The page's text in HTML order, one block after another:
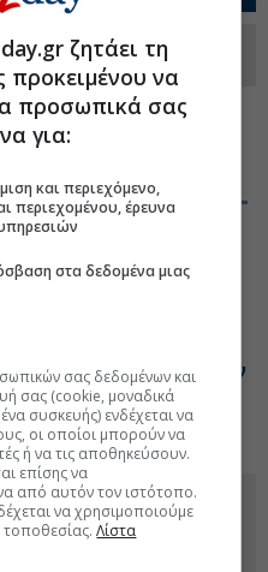
τη σελίδα τουEuro2day.gr
#ΣΔΙΤ
η ωρίμανση της
για Μετρό, Flyover
αναβάθμιση γραμμών
στον ΟΑΣΘ
ζητάει τη
να
προσωπικά σας
για:
και περιεχόμενο,
περιεχομένου, έρευνα
στα δεδομένα μιας
σας δεδομένων και
σας (cookie, μοναδικά
συσκευής) ενδέχεται να
οι οποίοι μπορούν να
ή να τις αποθηκεύσουν.
επίσης να
από αυτόν τον ιστότοπο.
να χρησιμοποιούμε
τοποθεσίας.Λίστα